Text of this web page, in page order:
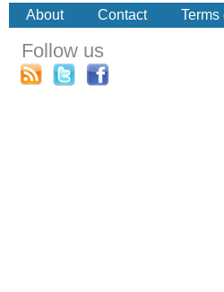
About Contact Terms
Follow us